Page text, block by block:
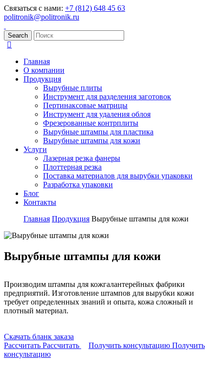
Связаться с нами: +7 (812) 648 45 63
politronik@politronik.ru
Search
Главная
О компании
Продукция
Вырубные плиты
Инструмент для разделения заготовок
Пертинаксовые матрицы
Инструмент для удаления облоя
Фрезерованные контрплиты
Вырубные штампы для пластика
Вырубные штампы для кожи
Услуги
Лазерная резка фанеры
Плоттерная резка
Поставка материалов для вырубки упаковки
Разработка упаковки
Блог
Контакты
Главная Продукция Вырубные штампы для кожи
Вырубные штампы для кожи
Производим штампы для кожгалантерейных фабрики
предприятий. Изготовление штампов для вырубки кожи
требует определенных знаний и опыта, кожа сложный и
плотный материал.
Скачать бланк заказа
Рассчитать Рассчитать Получить консультацию Получить
консультацию